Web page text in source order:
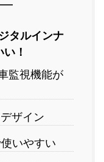
タルインナ
！
監視機能が
ザイン
いやすい